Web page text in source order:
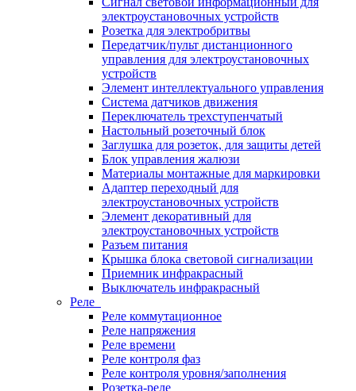
электроустановочных устройств
Розетка для электробритвы
Передатчик/пульт дистанционного
управления для электроустановочных
устройств
Элемент интеллектуального управления
Система датчиков движения
Переключатель трехступенчатый
Настольный розеточный блок
Заглушка для розеток, для защиты детей
Блок управления жалюзи
Материалы монтажные для маркировки
Адаптер переходный для
электроустановочных устройств
Элемент декоративный для
электроустановочных устройств
Разъем питания
Крышка блока световой сигнализации
Приемник инфракрасный
Выключатель инфракрасный
Реле
Реле коммутационное
Реле напряжения
Реле времени
Реле контроля фаз
Реле контроля уровня/заполнения
Розетка-реле